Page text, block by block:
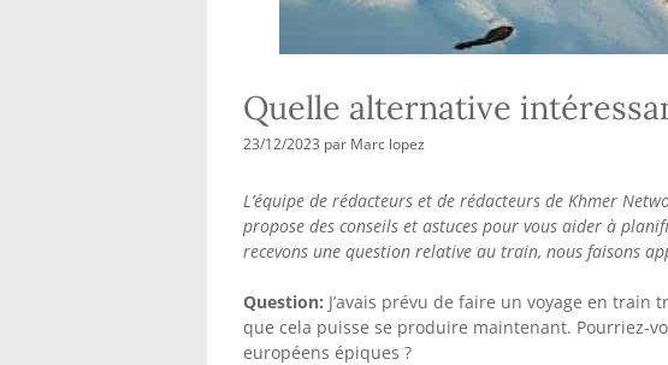
Quelle alternative
23/12/2023 par Marc lopez
L’équipe de rédacteurs et de rédacteurs de Khmer
propose des conseils et astuces pour vous aider à
recevons une question relative au train, nous faisons
Question: J’avais prévu de faire un voyage en
que cela puisse se produire maintenant. Pourriez-
européens épiques ?